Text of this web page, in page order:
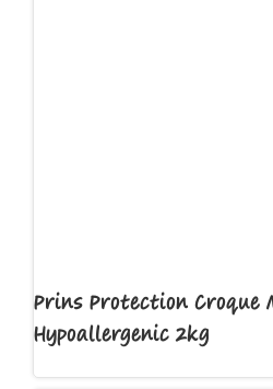
Prins Protection Croque
Hypoallergenic 2kg